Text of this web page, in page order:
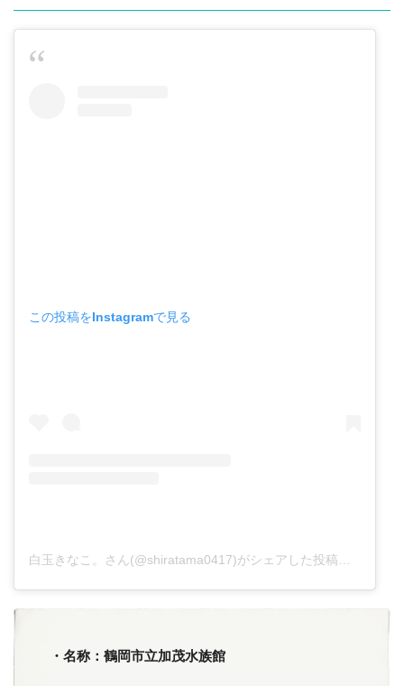
この投稿をInstagramで見る
白玉きなこ。さん(@shiratama0417)がシェアした投稿
・名称：鶴岡市立加茂水族館